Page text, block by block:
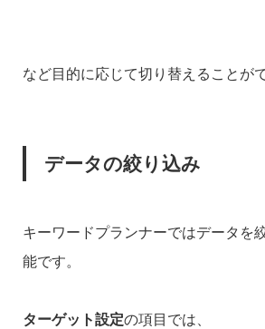
など目的に応じて切り替えることが
データの絞り込み
キーワードプランナーではデータを
能です。
ターゲット設定の項目では、